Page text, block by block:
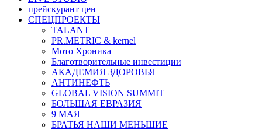
прейскурант цен
СПЕЦПРОЕКТЫ
TALANT
PR.METRIC & kernel
Мото Хроника
Благотворительные инвестиции
АКАДЕМИЯ ЗДОРОВЬЯ
АНТИНЕФТЬ
GLOBAL VISION SUMMIT
БОЛЬШАЯ ЕВРАЗИЯ
9 МАЯ
БРАТЬЯ НАШИ МЕНЬШИЕ